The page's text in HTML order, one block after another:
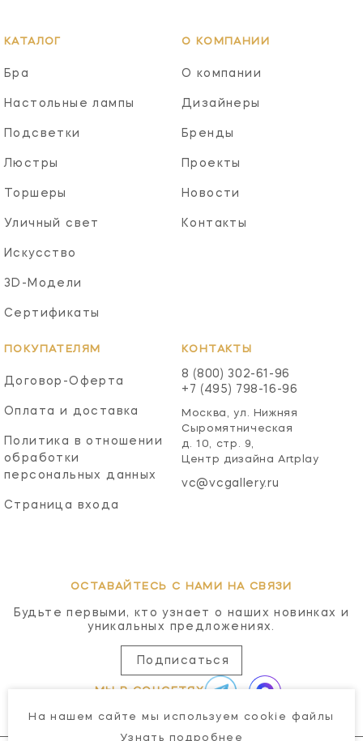
КАТАЛОГ
Бра
Настольные лампы
Подсветки
Люстры
Торшеры
Уличный свет
Искусство
3D-Модели
Сертификаты
О КОМПАНИИ
О компании
Дизайнеры
Бренды
Проекты
Новости
Контакты
ПОКУПАТЕЛЯМ
Договор-Оферта
Оплата и доставка
Политика в отношении
обработки
персональных данных
Страница входа
КОНТАКТЫ
8 (800) 302-61-96
+7 (495) 798-16-96
Москва, ул. Нижняя
Сыромятническая
д. 10, стр. 9,
Центр дизайна Artplay
vc@vcgallery.ru
ОСТАВАЙТЕСЬ С НАМИ НА СВЯЗИ
Будьте первыми, кто узнает о наших новинках и
уникальных предложениях.
Подписаться
МЫ В СОЦСЕТЯХ
На нашем сайте мы используем cookie файлы
Узнать подробнее